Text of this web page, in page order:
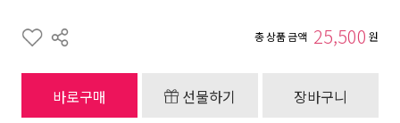
총 상품 금액 25,500 원
바로구매 선물하기 장바구니